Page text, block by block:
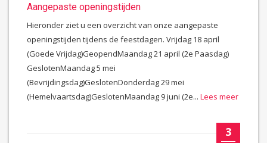
Aangepaste openingstijden
Hieronder ziet u een overzicht van onze aangepaste
openingstijden tijdens de feestdagen. Vrijdag 18 april
(Goede Vrijdag)GeopendMaandag 21 april (2e Paasdag)
GeslotenMaandag 5 mei
(Bevrijdingsdag)GeslotenDonderdag 29 mei
(Hemelvaartsdag)GeslotenMaandag 9 juni (2e... Lees meer
3